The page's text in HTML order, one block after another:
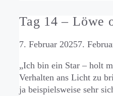
Tag 14 – Löwe
7. Februar 20257.
„Ich bin ein Star – holt
Verhalten ans Licht zu
ja beispielsweise sehr